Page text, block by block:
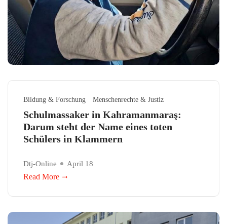
Bildung & Forschung Menschenrechte & Justiz
Schulmassaker in Kahramanmaraş:
Darum steht der Name eines toten
Schülers in Klammern
Dtj-Online April 18
Read More